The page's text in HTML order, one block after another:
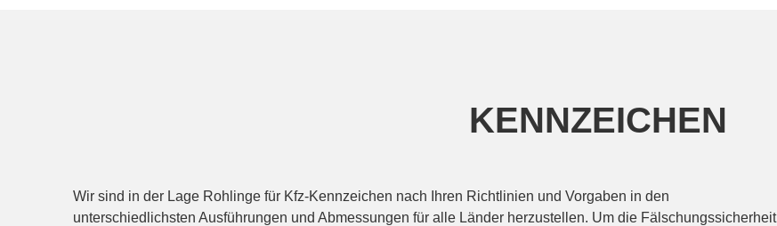
KENNZEICHEN
Wir sind in der Lage Rohlinge für Kfz-Kennzeichen nach Ihren Richtlinien und Vorgaben in den
unterschiedlichsten Ausführungen und Abmessungen für alle Länder herzustellen. Um die Fälschungssicherheit